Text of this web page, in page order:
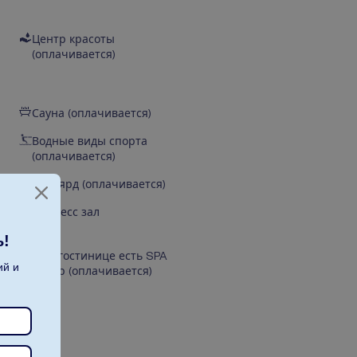
Центр красоты
(оплачивается)
Сауна (оплачивается)
Водные виды спорта
(оплачивается)
Бильярд (оплачивается)
Фитнесс зал
В гостинице есть SPA
центр (оплачивается)
и